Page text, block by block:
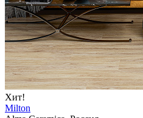
Хит!
Milton